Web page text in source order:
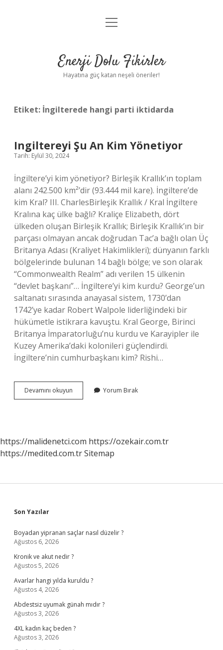
Anasayfa
Yasal Uyarı
menüyü
Enerji Dolu Fikirler
Hayatına güç katan neşeli öneriler!
Etiket: İngilterede hangi parti iktidarda
Ingiltereyi Şu An Kim Yönetiyor
Tarih: Eylül 30, 2024
İngiltere’yi kim yönetiyor? Birleşik Krallık’ın toplam
alanı 242.500 km²’dir (93.444 mil kare). İngiltere’de
kim Kral? III. CharlesBirleşik Krallık / Kral İngiltere
Kralına kaç ülke bağlı? Kraliçe Elizabeth, dört
ülkeden oluşan Birleşik Krallık; Birleşik Krallık’ın bir
parçası olmayan ancak doğrudan Tac’a bağlı olan Üç
Britanya Adası (Kraliyet Hakimlikleri); dünyanın farklı
bölgelerinde bulunan 14 bağlı bölge; ve son olarak
“Commonwealth Realm” adı verilen 15 ülkenin
“devlet başkanı”… İngiltere’yi kim kurdu? George’un
saltanatı sırasında anayasal sistem, 1730’dan
1742’ye kadar Robert Walpole liderliğindeki bir
hükümetle istikrara kavuştu. Kral George, Birinci
Britanya İmparatorluğu’nu kurdu ve Karayipler ile
Kuzey Amerika’daki kolonileri güçlendirdi.
İngiltere’nin cumhurbaşkanı kim? Rishi…
Devamını okuyun Ingiltereyi
Şu
Yorum Bırak
https://malidenetci.com https://ozekair.com.tr
https://medited.com.trSitemap
Sidebar
Son Yazılar
Boyadan yipranan saçlar nasıl düzelir ?
Ağustos 6, 2026
Kronik ve akut nedir ?
Ağustos 5, 2026
Avarlar hangi yılda kuruldu ?
Ağustos 4, 2026
Abdestsiz uyumak günah mıdır ?
Ağustos 3, 2026
4XL kadın kaç beden ?
Ağustos 3, 2026